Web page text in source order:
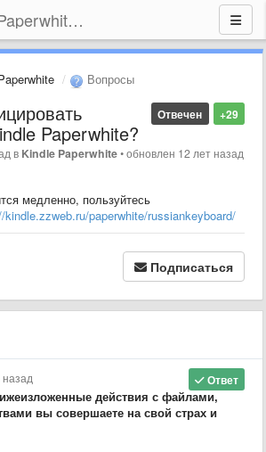
Kindle, Kindle Paperwhite, Kindle Voyage
Вопросы
+29
Отвечен
Paperwhite?
в Kindle Paperwhite•обновлен 12 лет назад
медленно, пользуйтесь
kindle.zzweb.ru/paperwhite/russiankeyboard/
Подписаться
Ответ
действия с файлами,
вы совершаете на свой страх и